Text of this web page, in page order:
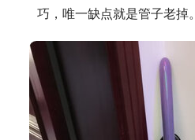
巧，唯一缺点就是管子老掉。